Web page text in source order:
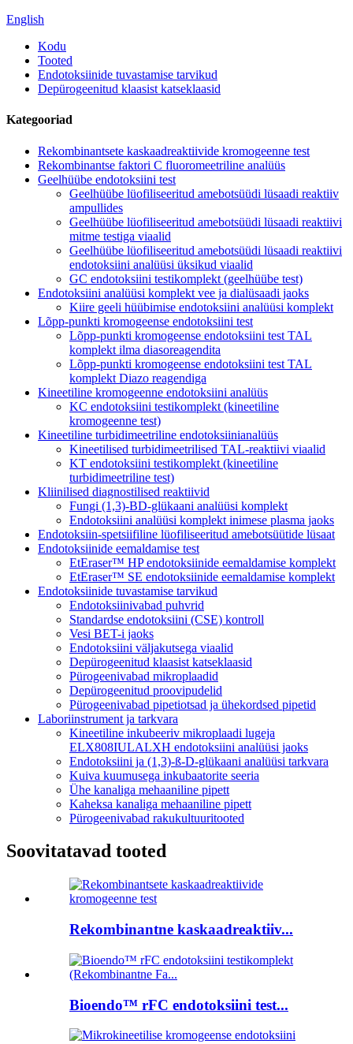
English
Kodu
Tooted
Endotoksiinide tuvastamise tarvikud
Depürogeenitud klaasist katseklaasid
Kategooriad
Rekombinantsete kaskaadreaktiivide kromogeenne test
Rekombinantse faktori C fluoromeetriline analüüs
Geelhüübe endotoksiini test
Geelhüübe lüofiliseeritud amebotsüüdi lüsaadi reaktiiv
ampullides
Geelhüübe lüofiliseeritud amebotsüüdi lüsaadi reaktiivi
mitme testiga viaalid
Geelhüübe lüofiliseeritud amebotsüüdi lüsaadi reaktiivi
endotoksiini analüüsi üksikud viaalid
GC endotoksiini testikomplekt (geelhüübe test)
Endotoksiini analüüsi komplekt vee ja dialüsaadi jaoks
Kiire geeli hüübimise endotoksiini analüüsi komplekt
Lõpp-punkti kromogeense endotoksiini test
Lõpp-punkti kromogeense endotoksiini test TAL
komplekt ilma diasoreagendita
Lõpp-punkti kromogeense endotoksiini test TAL
komplekt Diazo reagendiga
Kineetiline kromogeenne endotoksiini analüüs
KC endotoksiini testikomplekt (kineetiline
kromogeenne test)
Kineetiline turbidimeetriline endotoksiinianalüüs
Kineetilised turbidimeetrilised TAL-reaktiivi viaalid
KT endotoksiini testikomplekt (kineetiline
turbidimeetriline test)
Kliinilised diagnostilised reaktiivid
Fungi (1,3)-BD-glükaani analüüsi komplekt
Endotoksiini analüüsi komplekt inimese plasma jaoks
Endotoksiin-spetsiifiline lüofiliseeritud amebotsüütide lüsaat
Endotoksiinide eemaldamise test
EtEraser™ HP endotoksiinide eemaldamise komplekt
EtEraser™ SE endotoksiinide eemaldamise komplekt
Endotoksiinide tuvastamise tarvikud
Endotoksiinivabad puhvrid
Standardse endotoksiini (CSE) kontroll
Vesi BET-i jaoks
Endotoksiini väljakutsega viaalid
Depürogeenitud klaasist katseklaasid
Pürogeenivabad mikroplaadid
Depürogeenitud proovipudelid
Pürogeenivabad pipetiotsad ja ühekordsed pipetid
Laboriinstrument ja tarkvara
Kineetiline inkubeeriv mikroplaadi lugeja
ELX808IULALXH endotoksiini analüüsi jaoks
Endotoksiini ja (1,3)-ß-D-glükaani analüüsi tarkvara
Kuiva kuumusega inkubaatorite seeria
Ühe kanaliga mehaaniline pipett
Kaheksa kanaliga mehaaniline pipett
Pürogeenivabad rakukultuuritooted
Soovitatavad tooted
Rekombinantne kaskaadreaktiiv...
Bioendo™ rFC endotoksiini test...